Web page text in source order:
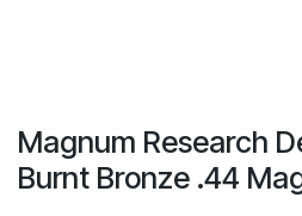
Magnum Research
Burnt Bronze .44